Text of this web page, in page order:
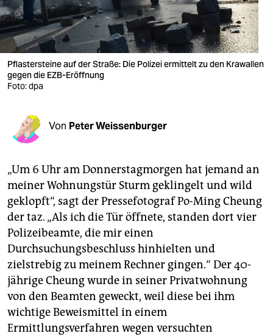
wahrheit
verlag
verlag
veranstaltungen
fragen & hilfe
abo
genossenschaft
epaper login
Pflastersteine auf der Straße: Die Polizei ermittelt zu den Krawallen
gegen die EZB-Eröffnung
Foto: dpa
Von Peter Weissenburger
„Um 6 Uhr am Donnerstagmorgen hat jemand an
meiner Wohnungstür Sturm geklingelt und wild
geklopft“, sagt der Pressefotograf Po-Ming Cheung
der taz. „Als ich die Tür öffnete, standen dort vier
Polizeibeamte, die mir einen
Durchsuchungsbeschluss hinhielten und
zielstrebig zu meinem Rechner gingen.“ Der 40-
jährige Cheung wurde in seiner Privatwohnung
von den Beamten geweckt, weil diese bei ihm
wichtige Beweismittel in einem
Ermittlungsverfahren wegen versuchten